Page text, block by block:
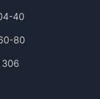
40
80